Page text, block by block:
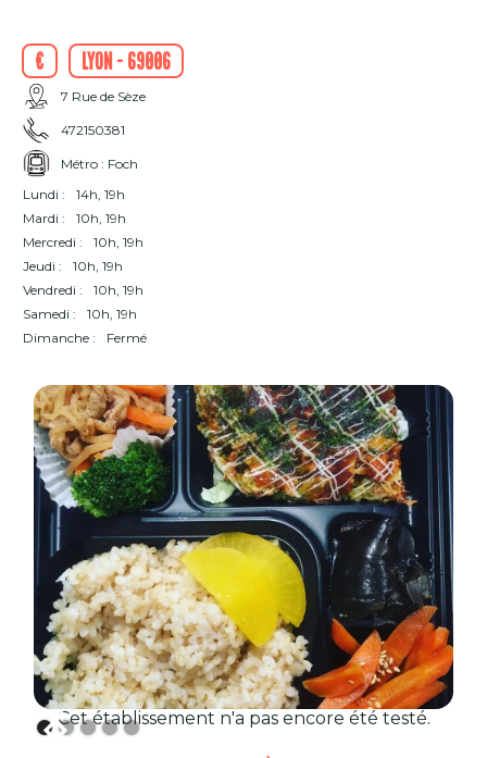
€ Lyon - 69006
7 Rue de Sèze
472150381
Métro : Foch
Lundi :
14h, 19h
Mardi :
10h, 19h
Mercredi :
10h, 19h
Jeudi :
10h, 19h
Vendredi :
10h, 19h
Samedi :
10h, 19h
Dimanche :
Fermé
Cet établissement n'a pas encore été testé.